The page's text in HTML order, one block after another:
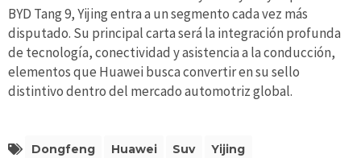
BYD Tang 9, Yijing entra a un segmento cada vez más
disputado. Su principal carta será la integración profunda
de tecnología, conectividad y asistencia a la conducción,
elementos que Huawei busca convertir en su sello
distintivo dentro del mercado automotriz global.
Dongfeng Huawei Suv Yijing